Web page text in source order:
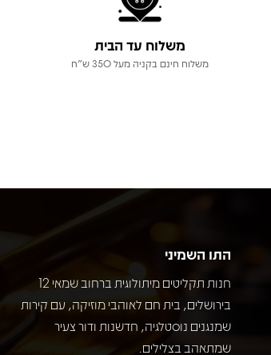
משלוח עד הבית
משלוח חינם בקניה מעל 350 ש"ח
התו השמיני
חנות תקליטים מיתולוגית ברחוב שמאי 12
בירושלים, בית חם לאוהבי מוזיקה, עם קירות
שמנגנים נוסטלגיה, חדשנות ודור צעיר
שמתאהב בצלילים.